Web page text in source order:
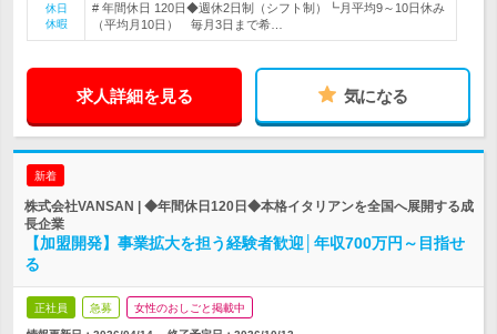
休日
休暇
# 年間休日 120日◆週休2日制（シフト制）┗月平均9～10日休み
（平均月10日） 毎月3日まで希…
求人詳細を見る 気になる
新着
株式会社VANSAN | ◆年間休日120日◆本格イタリアンを全国へ展開する成
長企業
【加盟開発】事業拡大を担う経験者歓迎│年収700万円～目指せ
る
正社員 急募 女性のおしごと掲載中